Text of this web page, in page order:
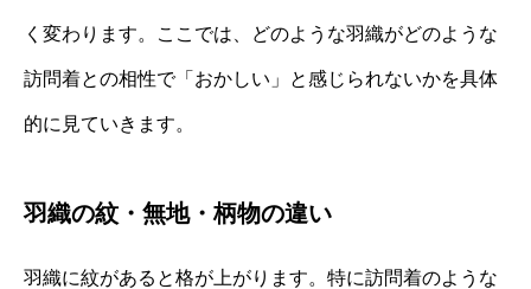
く変わります。ここでは、どのような羽織がどのような
訪問着との相性で「おかしい」と感じられないかを具体
的に見ていきます。
羽織の紋・無地・柄物の違い
羽織に紋があると格が上がります。特に訪問着のような